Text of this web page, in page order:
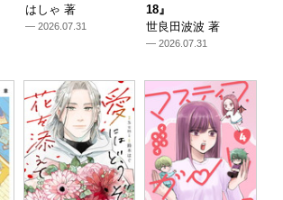
はしゃ 著
— 2026.07.31
18』
世良田波波 著
— 2026.07.31